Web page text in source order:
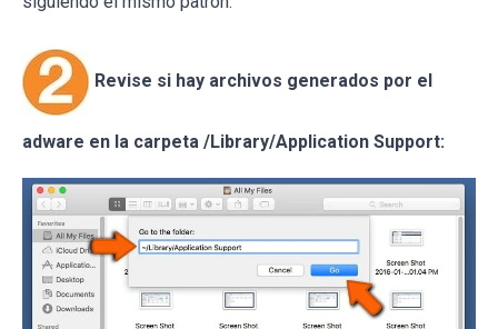
Revise si hay archivos generados por el
adware en la carpeta /Library/Application Support: